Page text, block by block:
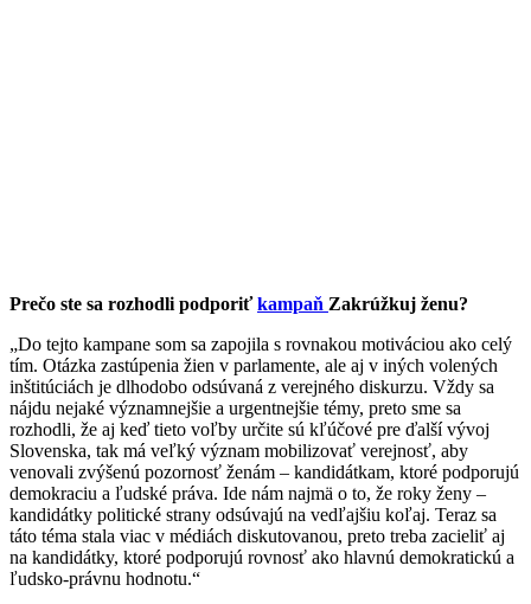
Prečo ste sa rozhodli podporiťkampaň Zakrúžkuj ženu?
„Do tejto kampane som sa zapojila s rovnakou motiváciou ako celý
tím. Otázka zastúpenia žien v parlamente, ale aj v iných volených
inštitúciách je dlhodobo odsúvaná z verejného diskurzu. Vždy sa
nájdu nejaké významnejšie a urgentnejšie témy, preto sme sa
rozhodli, že aj keď tieto voľby určite sú kľúčové pre ďalší vývoj
Slovenska, tak má veľký význam mobilizovať verejnosť, aby
venovali zvýšenú pozornosť ženám – kandidátkam, ktoré podporujú
demokraciu a ľudské práva. Ide nám najmä o to, že roky ženy –
kandidátky politické strany odsúvajú na vedľajšiu koľaj. Teraz sa
táto téma stala viac v médiách diskutovanou, preto treba zacieliť aj
na kandidátky, ktoré podporujú rovnosť ako hlavnú demokratickú a
ľudsko-právnu hodnotu.“